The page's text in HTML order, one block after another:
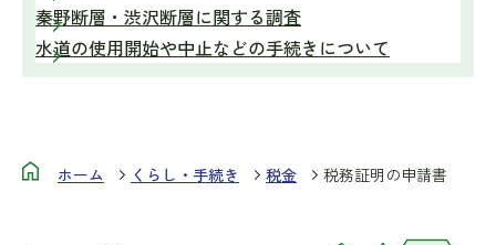
秦野断層・渋沢断層に関する調査
水道の使用開始や中止などの手続きについて
ホーム くらし・手続き 税金 税務証明の申請書